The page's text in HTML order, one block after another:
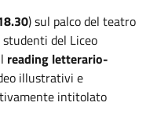
) sul palco del teatro
del Liceo
reading letterario-
illustrativi e
intitolato